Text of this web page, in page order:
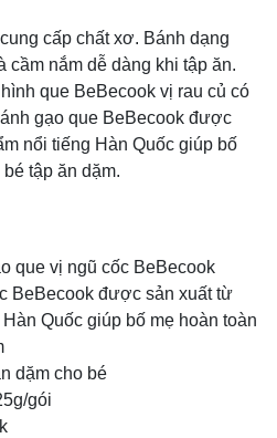
cấp chất xơ. Bánh dạng
cầm nắm dễ dàng khi tập ăn.
que BeBecook vị rau củ có
gạo que BeBecook được
nổi tiếng Hàn Quốc giúp bố
tập ăn dặm.
que vị ngũ cốc BeBecook
BeBecook được sản xuất từ
Quốc giúp bố mẹ hoàn toàn
dặm cho bé
gói